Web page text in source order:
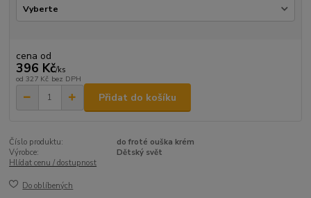
cena od
396 Kč/ks
od 327 Kč bez DPH
Přidat do košíku
Číslo produktu:
do froté ouška krém
Výrobce:
Dětský svět
Hlídat cenu / dostupnost
Do oblíbených